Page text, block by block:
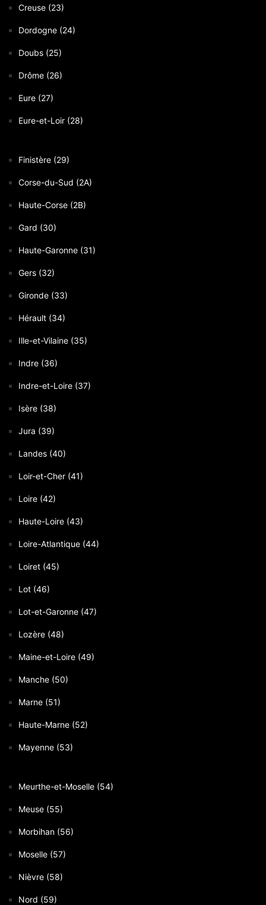
Creuse (23)
Dordogne (24)
Doubs (25)
Drôme (26)
Eure (27)
Eure-et-Loir (28)
Finistère (29)
Corse-du-Sud (2A)
Haute-Corse (2B)
Gard (30)
Haute-Garonne (31)
Gers (32)
Gironde (33)
Hérault (34)
Ille-et-Vilaine (35)
Indre (36)
Indre-et-Loire (37)
Isère (38)
Jura (39)
Landes (40)
Loir-et-Cher (41)
Loire (42)
Haute-Loire (43)
Loire-Atlantique (44)
Loiret (45)
Lot (46)
Lot-et-Garonne (47)
Lozère (48)
Maine-et-Loire (49)
Manche (50)
Marne (51)
Haute-Marne (52)
Mayenne (53)
Meurthe-et-Moselle (54)
Meuse (55)
Morbihan (56)
Moselle (57)
Nièvre (58)
Nord (59)